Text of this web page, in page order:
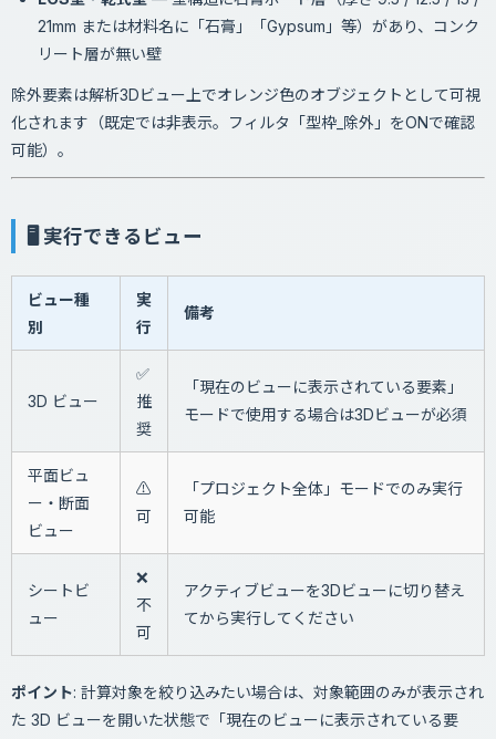
21mm または材料名に「石膏」「Gypsum」等）があり、コンク
リート層が無い壁
除外要素は解析3Dビュー上でオレンジ色のオブジェクトとして可視
化されます（既定では非表示。フィルタ「型枠_除外」をONで確認
可能）。
🖥 実行できるビュー
ビュー種
別
実
行
備考
3D ビュー
✅
推
奨
「現在のビューに表示されている要素」
モードで使用する場合は3Dビューが必須
平面ビュ
ー・断面
ビュー
⚠️
可
「プロジェクト全体」モードでのみ実行
可能
シートビ
ュー
❌
不
可
アクティブビューを3Dビューに切り替え
てから実行してください
ポイント: 計算対象を絞り込みたい場合は、対象範囲のみが表示され
た 3D ビューを開いた状態で「現在のビューに表示されている要